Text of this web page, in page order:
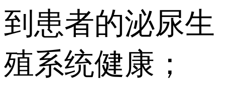
到患者的泌尿生
殖系统健康；